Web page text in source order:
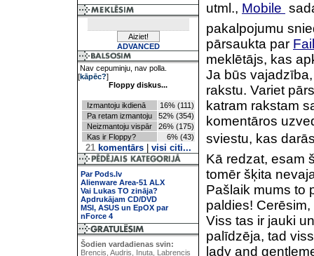
ADVANCED
Nav cepuminju, nav polla.
[kāpēc?]
Floppy diskus...
Izmantoju ikdienā
16% (111)
Pa retam izmantoju
52% (354)
Neizmantoju vispār
26% (175)
Kas ir Floppy?
6% (43)
21komentārs| visi citi...
Par Pods.lv
Alienware Area-51 ALX
Vai Lukas TO zināja?
Apdrukājam CD/DVD
MSI, ASUS un EpOX par
nForce 4
Šodien vardadienas svin:
Brencis, Audris, Inuta, Labrencis
utml., Mobile 
pakalpojumu
pārsaukta par
meklētājs, kas
Ja būs
rakstu. Variet
katram rakstam
komentāros
sviestu, kas
Kā redzat, esam
tomēr šķita
Pašlaik mums to
paldies!
Viss tas ir jauki
palīdzēja, tad
lady and